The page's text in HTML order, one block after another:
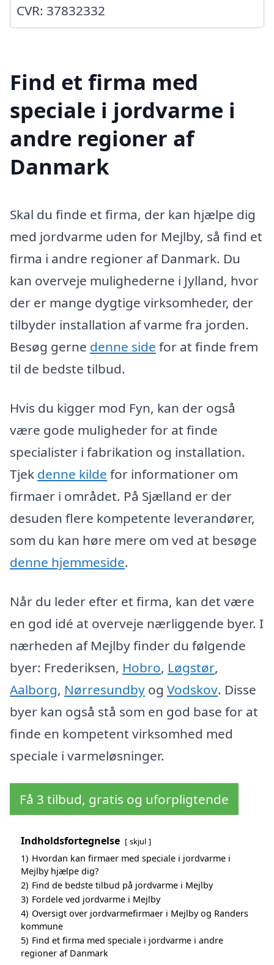
CVR: 37832332
Find et firma med
speciale i jordvarme i
andre regioner af
Danmark
Skal du finde et firma, der kan hjælpe dig
med jordvarme uden for Mejlby, så find et
firma i andre regioner af Danmark. Du
kan overveje mulighederne i Jylland, hvor
der er mange dygtige virksomheder, der
tilbyder installation af varme fra jorden.
Besøg gerne denne side for at finde frem
til de bedste tilbud.
Hvis du kigger mod Fyn, kan der også
være gode muligheder for at finde
specialister i fabrikation og installation.
Tjek denne kilde for informationer om
firmaer i området. På Sjælland er der
desuden flere kompetente leverandører,
som du kan høre mere om ved at besøge
denne hjemmeside.
Når du leder efter et firma, kan det være
en god idé at overveje nærliggende byer. I
nærheden af Mejlby finder du følgende
byer: Frederiksen, Hobro, Løgstør,
Aalborg, Nørresundby og Vodskov. Disse
byer kan også stå som en god base for at
finde en kompetent virksomhed med
speciale i varmeløsninger.
Få 3 tilbud, gratis og uforpligtende
Indholdsfortegnelse skjul
1) Hvordan kan firmaer med speciale i jordvarme i
Mejlby hjælpe dig?
2) Find de bedste tilbud på jordvarme i Mejlby
3) Fordele ved jordvarme i Mejlby
4) Oversigt over jordvarmefirmaer i Mejlby og Randers
kommune
5) Find et firma med speciale i jordvarme i andre
regioner af Danmark